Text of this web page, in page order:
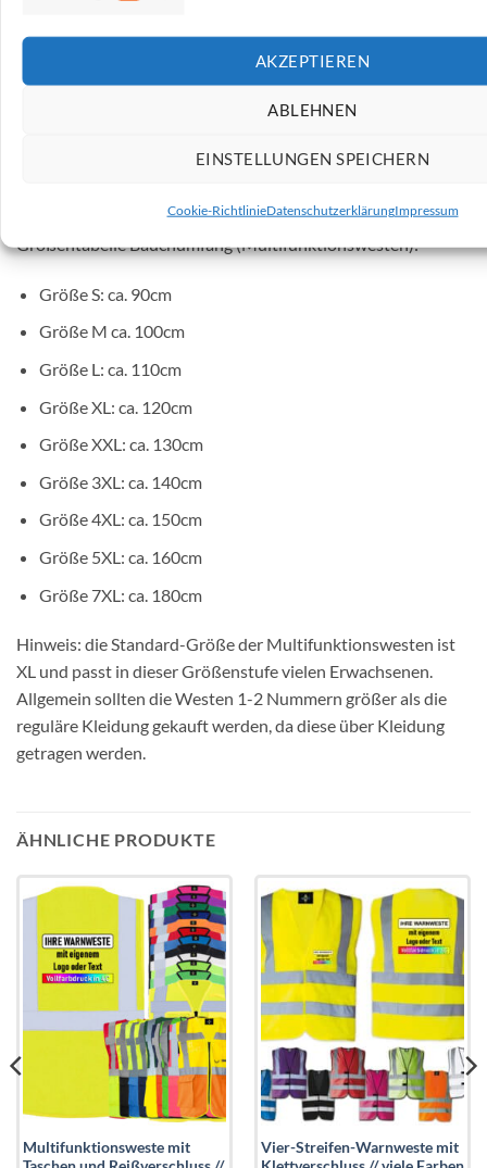
AKZEPTIEREN
ABLEHNEN
EINSTELLUNGEN SPEICHERN
Cookie-RichtlinieDatenschutzerklärungImpressum
Reißverschluss, bieten eine Öse zum Anhängen von
Ausrüstungsgegenständen und viel Stauraum für das
Equipment ebenso wie einen Ausweis-Einschub. Optional ist
Aufdruck mit retroreflektierender Farbe
nachts angestrahlt wird. Ebenso stehen vieleverschiedene
Größentabelle Bauchumfang (Multifunktionswesten):
Größe S: ca. 90cm
Größe M ca. 100cm
Größe L: ca. 110cm
Größe XL: ca. 120cm
Größe XXL: ca. 130cm
Größe 3XL: ca. 140cm
Größe 4XL: ca. 150cm
Größe 5XL: ca. 160cm
Größe 7XL: ca. 180cm
Hinweis: die Standard-Größe der Multifunktionswesten ist
XL und passt in dieser Größenstufe vielen Erwachsenen.
Allgemein sollten die Westen 1-2 Nummern größer als die
reguläre Kleidung gekauft werden, da diese über Kleidung
getragen werden.
ÄHNLICHE PRODUKTE
Add to
wishlist
Multifunktionsweste mit
Add to
wishlist
Vier-Streifen-Warnweste mit